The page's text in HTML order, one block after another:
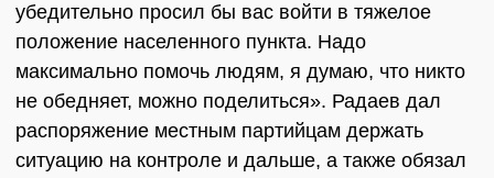
убедительно просил бы вас войти в тяжелое
положение населенного пункта. Надо
максимально помочь людям, я думаю, что никто
не обедняет, можно поделиться». Радаев дал
распоряжение местным партийцам держать
ситуацию на контроле и дальше, а также обязал